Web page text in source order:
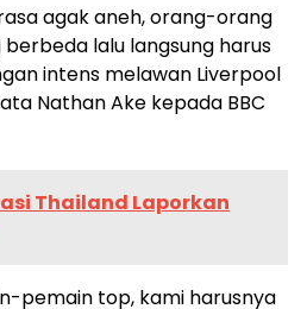
agak aneh, orang-orang
lalu langsung harus
intens melawan Liverpool
Nathan Ake kepada BBC
Thailand Laporkan
pemain top, kami harusnya